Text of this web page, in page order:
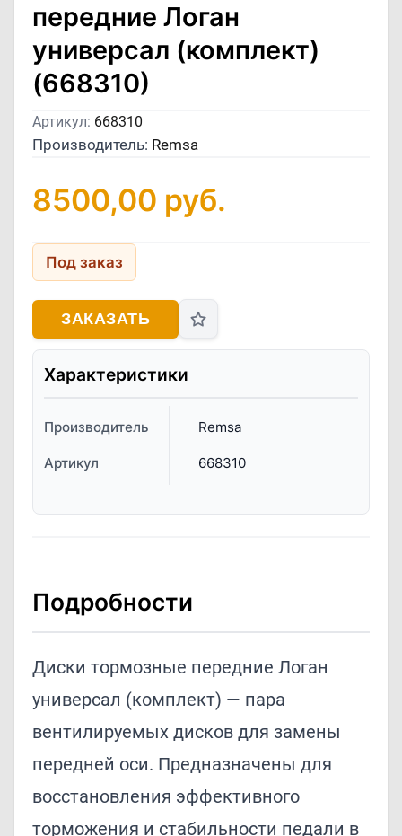
передние Логан
универсал (комплект)
(668310)
Артикул: 668310
Производитель: Remsa
8500,00 руб.
Под заказ
ЗАКАЗАТЬ
Характеристики
Производитель Remsa
Артикул 668310
Подробности
Диски тормозные передние Логан
универсал (комплект) — пара
вентилируемых дисков для замены
передней оси. Предназначены для
восстановления эффективного
торможения и стабильности педали в